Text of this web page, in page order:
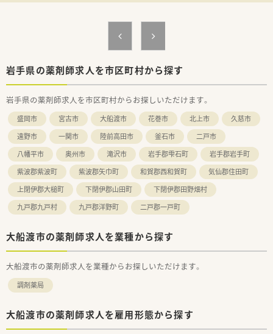
岩手県の薬剤師求人を市区町村から探す
岩手県の薬剤師求人を市区町村からお探しいただけます。
盛岡市 宮古市 大船渡市 花巻市 北上市
久慈市
遠野市
一関市 陸前高田市 釜石市
二戸市
八幡平市
奥州市 滝沢市 岩手郡雫石町
岩手郡岩手町
紫波郡紫波町
紫波郡矢巾町 和賀郡西和賀町
気仙郡住田町
上閉伊郡大槌町
下閉伊郡山田町
下閉伊郡田野畑村
九戸郡九戸村
九戸郡洋野町 二戸郡一戸町
大船渡市の薬剤師求人を業種から探す
大船渡市の薬剤師求人を業種からお探しいただけます。
調剤薬局
大船渡市の薬剤師求人を雇用形態から探す